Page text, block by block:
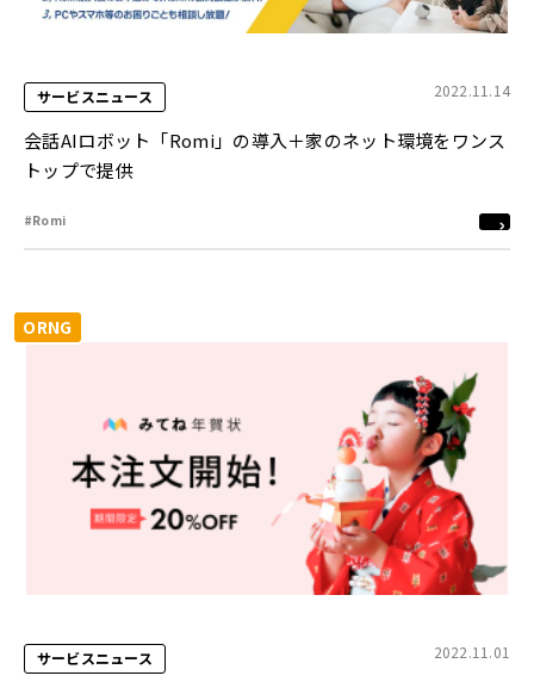
サービスニュース 2022.11.14
会話AIロボット「Romi」の導入＋家のネット環境をワンス
トップで提供
#Romi
ORNG
サービスニュース 2022.11.01